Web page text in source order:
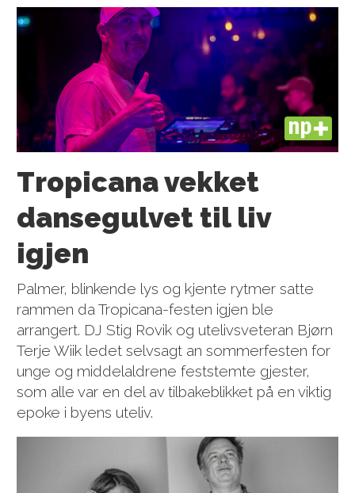
PLUS
Tropicana vekket
dansegulvet til liv
igjen
Palmer, blinkende lys og kjente rytmer satte
rammen da Tropicana-festen igjen ble
arrangert. DJ Stig Rovik og utelivsveteran Bjørn
Terje Wiik ledet selvsagt an sommerfesten for
unge og middelaldrene feststemte gjester,
som alle var en del av tilbakeblikket på en viktig
epoke i byens uteliv.